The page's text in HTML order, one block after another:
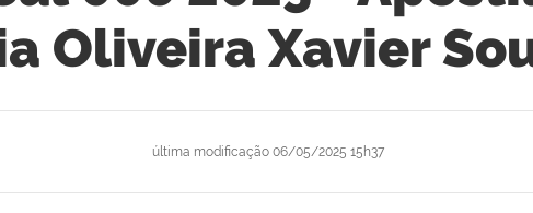
Oliveira Xavier
última modificação 06/05/2025 15h37